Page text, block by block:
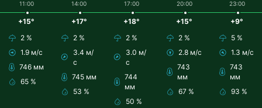
11:00
+15°
2 %
1.9 м/с
746 мм
65 %
14:00
+17°
2 %
3.4 м/
с
745 мм
53 %
17:00
+18°
2 %
3.0 м/
с
744
мм
50 %
20:00
+15°
2 %
2.8 м/с
743
мм
67 %
23:00
+9°
5 %
1.3 м/с
743
мм
93 %